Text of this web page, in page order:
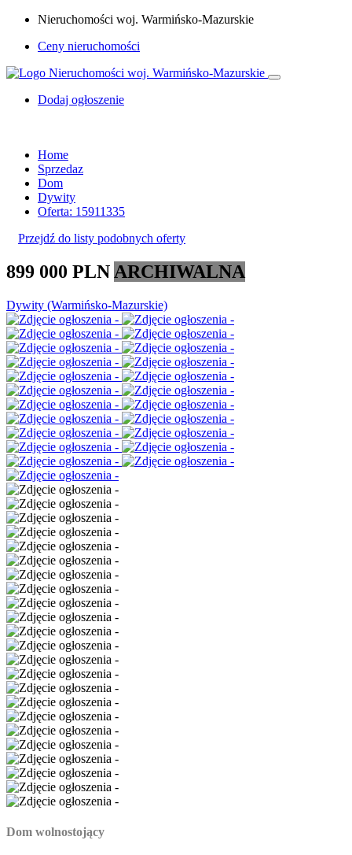
Nieruchomości woj. Warmińsko-Mazurskie
Ceny nieruchomości
Dodaj ogłoszenie
Home
Sprzedaz
Dom
Dywity
Oferta: 15911335
Przejdź do listy podobnych oferty
899 000 PLN ARCHIWALNA
Dywity (Warmińsko-Mazurskie)
Dom wolnostojący